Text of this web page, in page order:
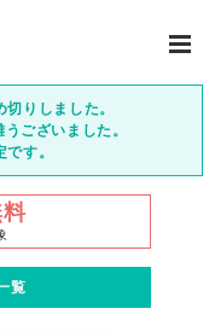
りしました。
ございました。
す。
覧